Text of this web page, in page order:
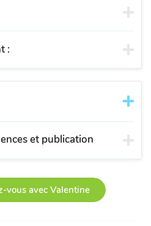
:
et publication
vous avec Valentine